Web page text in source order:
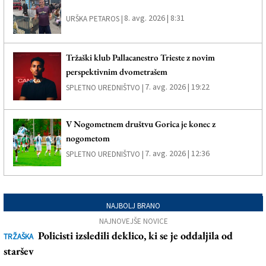
URŠKA PETAROS | 8. avg. 2026 | 8:31
Tržaški klub Pallacanestro Trieste z novim
perspektivnim dvometrašem
SPLETNO UREDNIŠTVO | 7. avg. 2026 | 19:22
V Nogometnem društvu Gorica je konec z
nogometom
SPLETNO UREDNIŠTVO | 7. avg. 2026 | 12:36
NAJBOLJ BRANO
NAJNOVEJŠE NOVICE
TRŽAŠKA Policisti izsledili deklico, ki se je oddaljila od
staršev